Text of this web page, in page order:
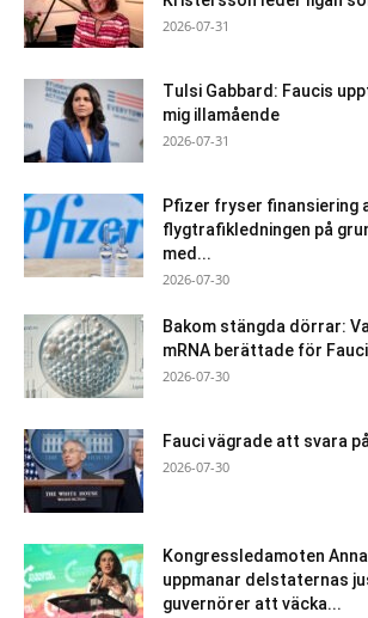
2026-07-31
Tulsi Gabbard: Faucis
mig illamående
2026-07-31
Pfizer fryser finansiering
flygtrafikledningen på
med...
2026-07-30
Bakom stängda dörrar:
mRNA berättade för
2026-07-30
Fauci vägrade att svara
2026-07-30
Kongressledamoten
uppmanar delstaternas
guvernörer att väcka...